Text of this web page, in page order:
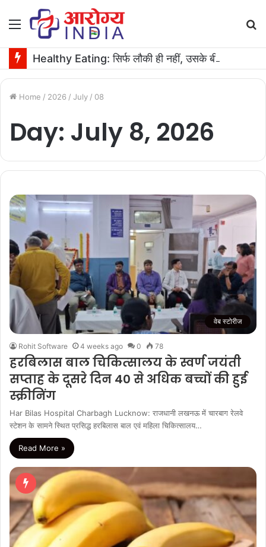
Menu
Home / 2026 / July / 08
Day: July 8, 2026
वेब स्टोरीज
Rohit Software 4 weeks ago 0 78
हरबिलास बाल चिकित्‍सालय के स्वर्ण जयंती
सप्ताह के दूसरे दिन 40 से अधिक बच्चों की हुई
स्क्रीनिंग
Har Bilas Hospital Charbagh Lucknow: राजधानी लखनऊ में चारबाग रेलवे
स्टेशन के सामने स्थित प्रसिद्ध हरबिलास बाल एवं महिला चिकित्सालय…
Read More »